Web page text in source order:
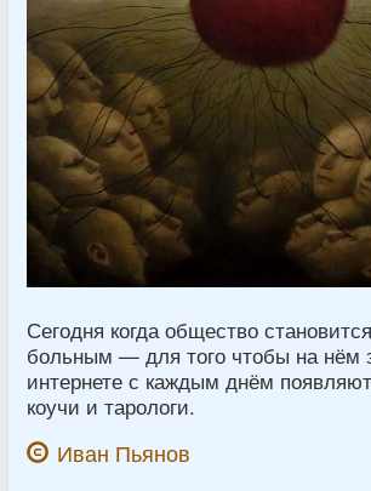
Сегодня когда общество
больным — для того чтобы на нём
интернете с каждым днём
коучи и тарологи.
Иван Пьянов